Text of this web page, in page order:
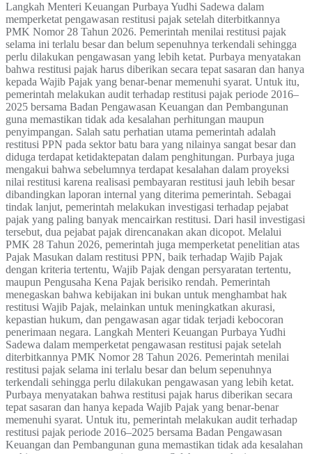
Langkah Menteri Keuangan Purbaya Yudhi Sadewa dalam
memperketat pengawasan restitusi pajak setelah diterbitkannya
PMK Nomor 28 Tahun 2026. Pemerintah menilai restitusi pajak
selama ini terlalu besar dan belum sepenuhnya terkendali sehingga
perlu dilakukan pengawasan yang lebih ketat. Purbaya menyatakan
bahwa restitusi pajak harus diberikan secara tepat sasaran dan hanya
kepada Wajib Pajak yang benar-benar memenuhi syarat. Untuk itu,
pemerintah melakukan audit terhadap restitusi pajak periode 2016–
2025 bersama Badan Pengawasan Keuangan dan Pembangunan
guna memastikan tidak ada kesalahan perhitungan maupun
penyimpangan. Salah satu perhatian utama pemerintah adalah
restitusi PPN pada sektor batu bara yang nilainya sangat besar dan
diduga terdapat ketidaktepatan dalam penghitungan. Purbaya juga
mengakui bahwa sebelumnya terdapat kesalahan dalam proyeksi
nilai restitusi karena realisasi pembayaran restitusi jauh lebih besar
dibandingkan laporan internal yang diterima pemerintah. Sebagai
tindak lanjut, pemerintah melakukan investigasi terhadap pejabat
pajak yang paling banyak mencairkan restitusi. Dari hasil investigasi
tersebut, dua pejabat pajak direncanakan akan dicopot. Melalui
PMK 28 Tahun 2026, pemerintah juga memperketat penelitian atas
Pajak Masukan dalam restitusi PPN, baik terhadap Wajib Pajak
dengan kriteria tertentu, Wajib Pajak dengan persyaratan tertentu,
maupun Pengusaha Kena Pajak berisiko rendah. Pemerintah
menegaskan bahwa kebijakan ini bukan untuk menghambat hak
restitusi Wajib Pajak, melainkan untuk meningkatkan akurasi,
kepastian hukum, dan pengawasan agar tidak terjadi kebocoran
penerimaan negara. Langkah Menteri Keuangan Purbaya Yudhi
Sadewa dalam memperketat pengawasan restitusi pajak setelah
diterbitkannya PMK Nomor 28 Tahun 2026. Pemerintah menilai
restitusi pajak selama ini terlalu besar dan belum sepenuhnya
terkendali sehingga perlu dilakukan pengawasan yang lebih ketat.
Purbaya menyatakan bahwa restitusi pajak harus diberikan secara
tepat sasaran dan hanya kepada Wajib Pajak yang benar-benar
memenuhi syarat. Untuk itu, pemerintah melakukan audit terhadap
restitusi pajak periode 2016–2025 bersama Badan Pengawasan
Keuangan dan Pembangunan guna memastikan tidak ada kesalahan